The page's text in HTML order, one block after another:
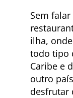
Sem
ilha,
todo tipo
Caribe e
outro
desfrutar